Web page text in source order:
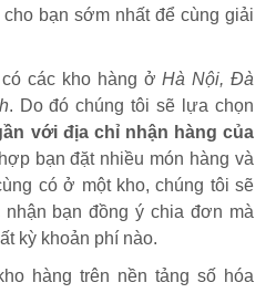
cho bạn sớm nhất để cùng giải
có các kho hàng ởHà Nội, Đà
. Do đó chúng tôi sẽ lựa chọn
với địa chỉ nhận hàng của
bạn đặt nhiều món hàng và
có ở một kho, chúng tôi sẽ
bạn đồng ý chia đơn mà
kỳ khoản phí nào.
hàng trên nền tảng số hóa